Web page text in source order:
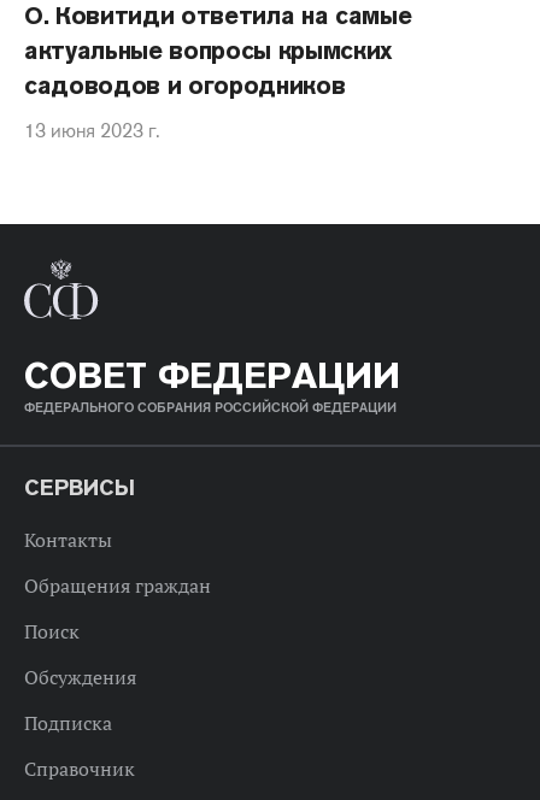
О. Ковитиди ответила на самые
актуальные вопросы крымских
садоводов и огородников
13 июня 2023 г.
СОВЕТ ФЕДЕРАЦИИ
ФЕДЕРАЛЬНОГО СОБРАНИЯ РОССИЙСКОЙ ФЕДЕРАЦИИ
СЕРВИСЫ
Контакты
Обращения граждан
Поиск
Обсуждения
Подписка
Справочник